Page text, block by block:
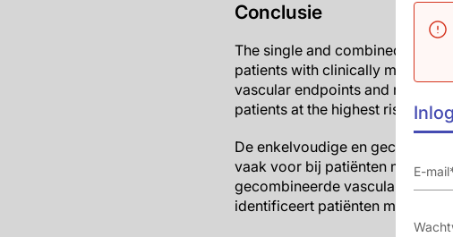
Conclusie
The single and combined
patients with clinically manifest
vascular endpoints and
patients at the highest risk and
De enkelvoudige en
vaak voor bij patiënten met
gecombineerde vasculaire
identificeert patiënten met het